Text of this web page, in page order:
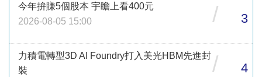
今年拚賺5個股本 宇瞻上看400元
2026-08-05 15:00
/ 3
力積電轉型3D AI Foundry打入美光HBM先進封
裝
/ 4